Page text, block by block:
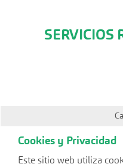
SERVICIOS
Cookies y Privacidad
Este sitio web utiliza